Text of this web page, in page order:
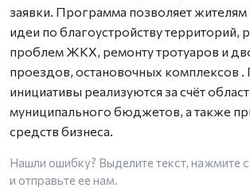
заявки. Программа позволяет жителям
идеи по благоустройству
проблем ЖКХ, ремонту тротуаров и
проездов, остановочных комплексов
инициативы реализуются за счёт
муниципального бюджетов, а также
средств бизнеса.
Нашли ошибку? Выделите текст, нажмите
и отправьте ее нам.